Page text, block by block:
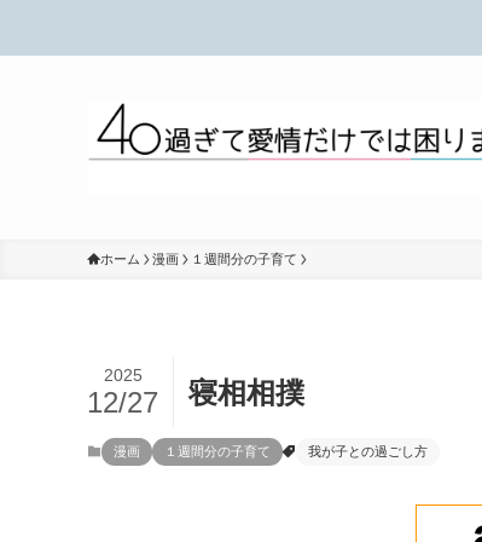
ホーム 漫画 １週間分の子育て
寝相相撲
2025
12/27
漫画 １週間分の子育て 我が子との過ごし方